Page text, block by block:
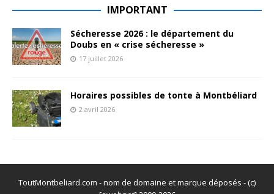
IMPORTANT
Sécheresse 2026 : le département du
Doubs en « crise sécheresse »
17 juillet 2026
Horaires possibles de tonte à Montbéliard
2 avril 2026
ToutMontbeliard.com - nom de domaine et marque déposés - (c)